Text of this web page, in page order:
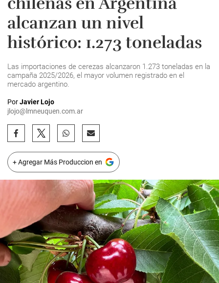
alcanzan un nivel
histórico: 1.273 toneladas
Las importaciones de cerezas alcanzaron 1.273 toneladas en la
campaña 2025/2026, el mayor volumen registrado en el
mercado argentino.
PorJavier Lojo
jlojo@lmneuquen.com.ar
+ Agregar Más Produccion en